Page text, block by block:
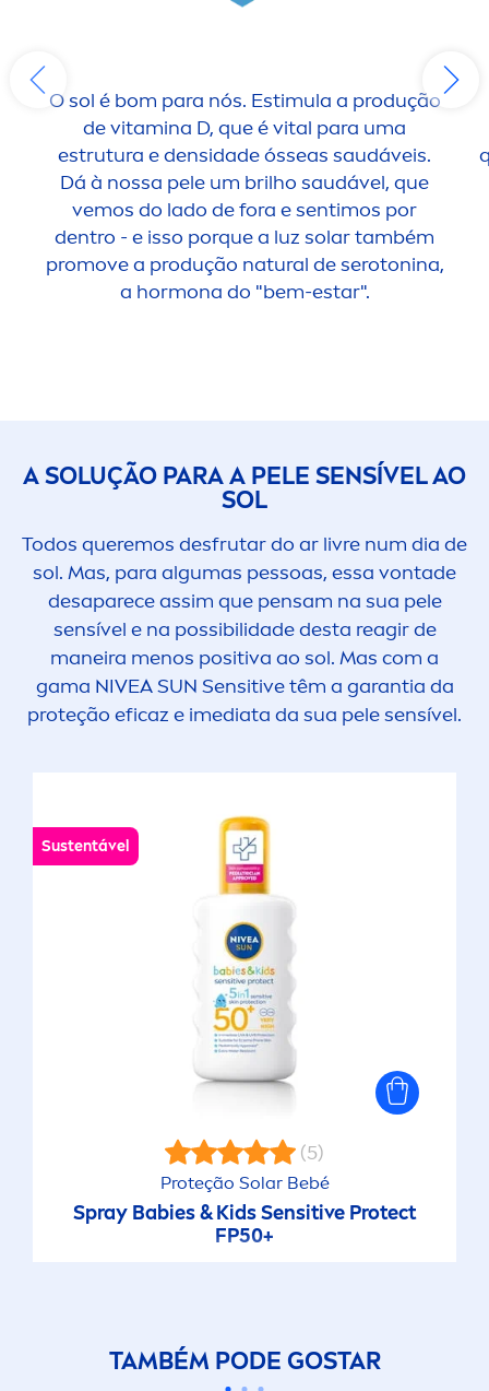
O sol é bom para nós. Estimula a produção
devitamina D, que évital para uma
estrutura e densidade ósseas saudáveis.
Dá à nossa pele um brilho saudável, que
vemos do lado de fora e sentimos por
dentro - e isso porque a luz solar também
promove a produção natural de serotonina,
a hormona do "bem-estar".
A SOLUÇÃO PARA A PELE SENSÍVEL AO
SOL
Todos queremos desfrutar do ar livre num dia de
sol. Mas, para algumas pessoas, essa vontade
desaparece assim que pensam na sua pele
sensível e na possibilidade desta reagir de
maneira menos positiva ao sol. Mas com a
gama NIVEA SUN Sensitivetêm a garantia da
proteção eficaz e imediata da sua pele sensível.
Sustentável
(5)
Proteção Solar Bebé
Spray Babies & KidsSensitive Protect
FP50+
TAMBÉM PODE GOSTAR